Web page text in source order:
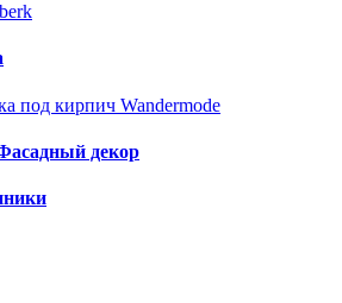
под кирпич Wandermode
декор